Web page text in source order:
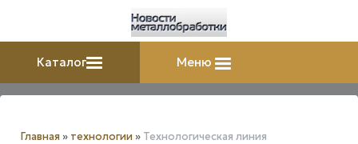
Каталог Меню
Главная » технологии » Технологическая линия